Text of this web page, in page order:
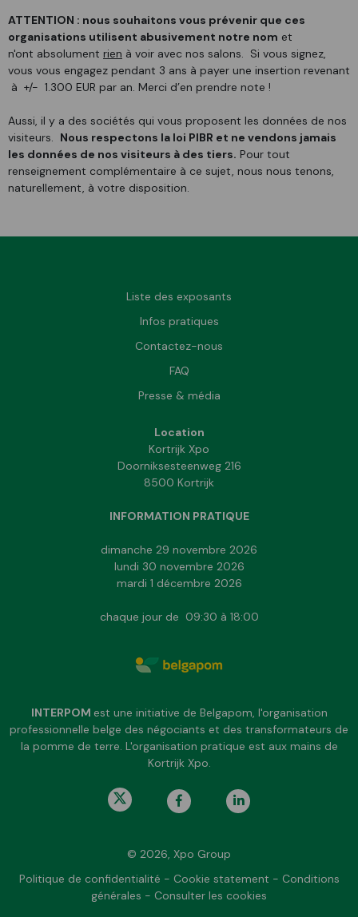
ATTENTION : nous souhaitons vous prévenir que ces
organisations utilisent abusivement notre nom et
n'ont absolument rien à voir avec nos salons. Si vous signez,
vous vous engagez pendant 3 ans à payer une insertion revenant
à +/- 1.300 EUR par an. Merci d’en prendre note !
Aussi, il y a des sociétés qui vous proposent les données de nos
visiteurs. Nous respectons la loi PIBR et ne vendons jamais
les données de nos visiteurs à des tiers. Pour tout
renseignement complémentaire à ce sujet, nous nous tenons,
naturellement, à votre disposition.
Liste des exposants
Infos pratiques
Contactez-nous
FAQ
Presse & média
Location
Kortrijk Xpo
Doorniksesteenweg 216
8500 Kortrijk
INFORMATION PRATIQUE
dimanche 29 novembre 2026
lundi 30 novembre 2026
mardi 1 décembre 2026
chaque jour de 09:30 à 18:00
INTERPOM est une initiative de Belgapom, l'organisation
professionnelle belge des négociants et des transformateurs de
la pomme de terre. L'organisation pratique est aux mains de
Kortrijk Xpo.
© 2026, Xpo Group
Politique de confidentialité - Cookie statement - Conditions
générales - Consulter les cookies